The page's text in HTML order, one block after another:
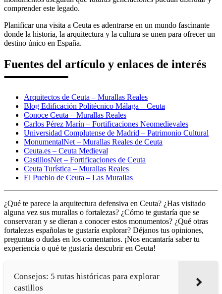
comprender este legado.
Planificar una visita a Ceuta es adentrarse en un mundo fascinante
donde la historia, la arquitectura y la cultura se unen para ofrecer un
destino único en España.
Fuentes del artículo y enlaces de interés
Arquitectos de Ceuta – Murallas Reales
Blog Edificación Politécnico Málaga – Ceuta
Conoce Ceuta – Murallas Reales
Carlos Pérez Marín – Fortificaciones Neomedievales
Universidad Complutense de Madrid – Patrimonio Cultural
MonumentalNet – Murallas Reales de Ceuta
Ceuta.es – Ceuta Medieval
CastillosNet – Fortificaciones de Ceuta
Ceuta Turística – Murallas Reales
El Pueblo de Ceuta – Las Murallas
¿Qué te parece la arquitectura defensiva en Ceuta? ¿Has visitado
alguna vez sus murallas o fortalezas? ¿Cómo te gustaría que se
conservaran y se dieran a conocer estos monumentos? ¿Qué otras
fortalezas españolas te gustaría explorar? Déjanos tus opiniones,
preguntas o dudas en los comentarios. ¡Nos encantaría saber tu
experiencia o qué te gustaría descubrir en Ceuta!
Consejos: 5 rutas históricas para explorar
castillos